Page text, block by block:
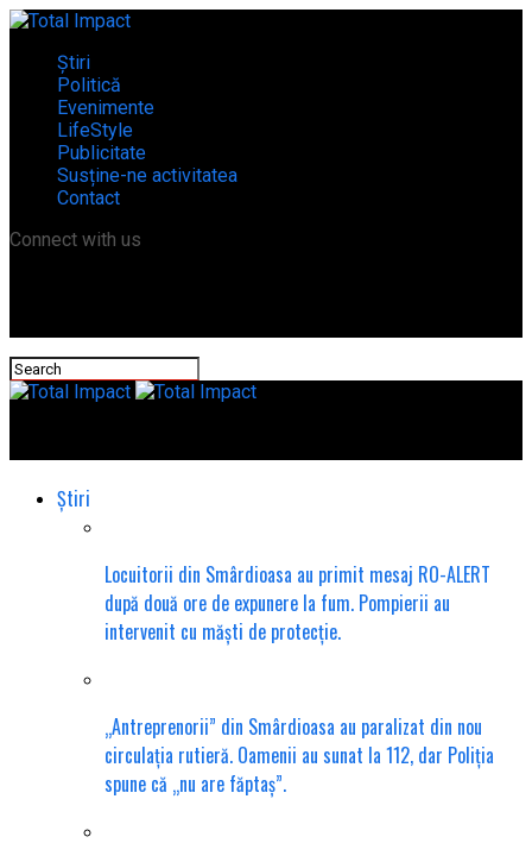
Știri
Politică
Evenimente
LifeStyle
Publicitate
Susține-ne activitatea
Contact
Connect with us
Știri
Locuitorii din Smârdioasa au primit mesaj RO-ALERT
după două ore de expunere la fum. Pompierii au
intervenit cu măști de protecție.
„Antreprenorii” din Smârdioasa au paralizat din nou
circulația rutieră. Oamenii au sunat la 112, dar Poliția
spune că „nu are făptaș”.